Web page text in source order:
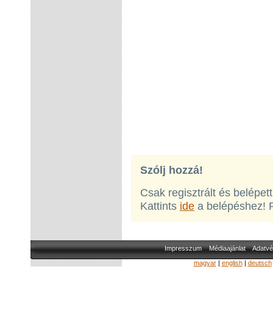
Szólj hozzá!
Csak regisztrált és
Kattints ide a belépéshez!
Impresszum Médiaajánlat
magyar| english| deutsch